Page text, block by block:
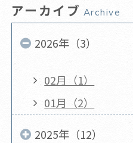
アーカイブ Archive
2026年（3）
02月（1）
01月（2）
2025年（12）